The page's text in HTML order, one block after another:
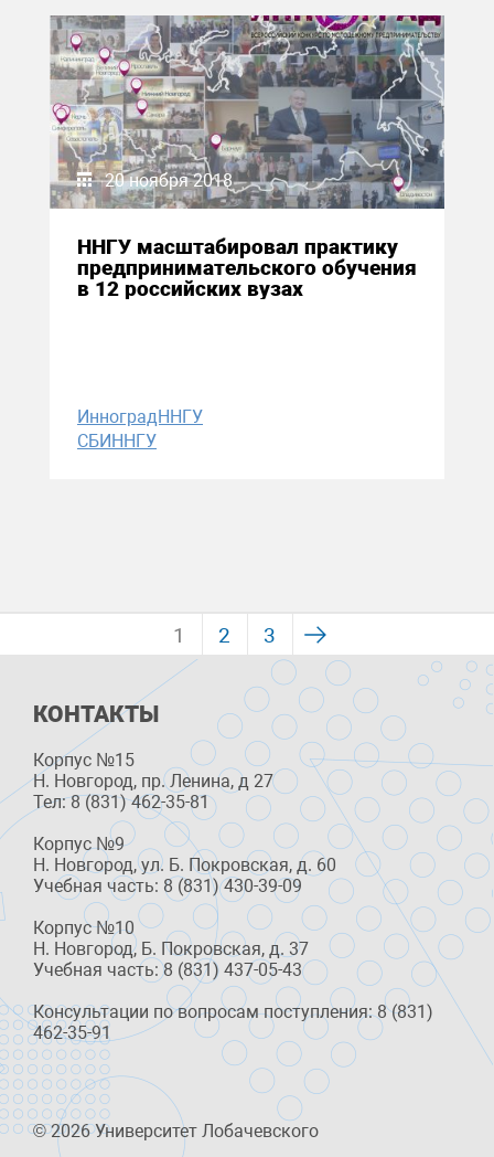
20 ноября 2018
ННГУ масштабировал практику
предпринимательского обучения
в 12 российских вузах
ИнноградННГУ
СБИННГУ
1 2 3
КОНТАКТЫ
Корпус №15
Н. Новгород, пр. Ленина, д 27
Тел: 8 (831) 462-35-81
Корпус №9
Н. Новгород, ул. Б. Покровская, д. 60
Учебная часть: 8 (831) 430-39-09
Корпус №10
Н. Новгород, Б. Покровская, д. 37
Учебная часть: 8 (831) 437-05-43
Консультации по вопросам поступления: 8 (831)
462-35-91
© 2026 Университет Лобачевского